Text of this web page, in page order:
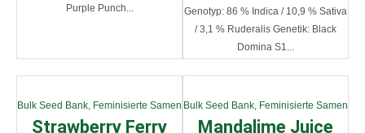
Purple Punch...
Genotyp: 86 % Indica / 10,9 % Sativa
/ 3,1 % Ruderalis Genetik: Black
Domina S1...
Bulk Seed Bank Feminisierte Samen
Strawberry Ferry
Bulk Seed Bank Feminisierte Samen
Mandalime Juice